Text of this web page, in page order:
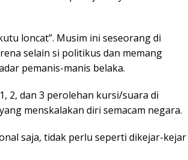
loncat”. Musim ini seseorang di
selain si politikus dan memang
pemanis-manis belaka.
2, dan 3 perolehan kursi/suara di
menskalakan diri semacam negara.
saja, tidak perlu seperti dikejar-kejar